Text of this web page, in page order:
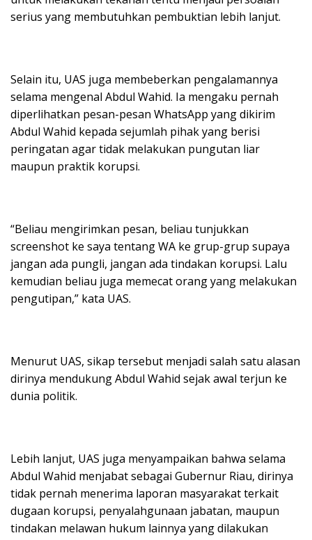
serius yang membutuhkan pembuktian lebih lanjut.
Selain itu, UAS juga membeberkan pengalamannya
selama mengenal Abdul Wahid. Ia mengaku pernah
diperlihatkan pesan-pesan WhatsApp yang dikirim
Abdul Wahid kepada sejumlah pihak yang berisi
peringatan agar tidak melakukan pungutan liar
maupun praktik korupsi.
“Beliau mengirimkan pesan, beliau tunjukkan
screenshot ke saya tentang WA ke grup-grup supaya
jangan ada pungli, jangan ada tindakan korupsi. Lalu
kemudian beliau juga memecat orang yang melakukan
pengutipan,” kata UAS.
Menurut UAS, sikap tersebut menjadi salah satu alasan
dirinya mendukung Abdul Wahid sejak awal terjun ke
dunia politik.
Lebih lanjut, UAS juga menyampaikan bahwa selama
Abdul Wahid menjabat sebagai Gubernur Riau, dirinya
tidak pernah menerima laporan masyarakat terkait
dugaan korupsi, penyalahgunaan jabatan, maupun
tindakan melawan hukum lainnya yang dilakukan